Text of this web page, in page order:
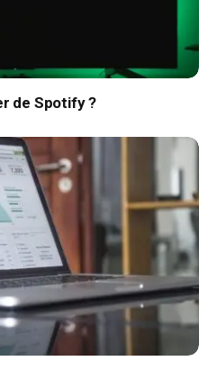
de Spotify ?